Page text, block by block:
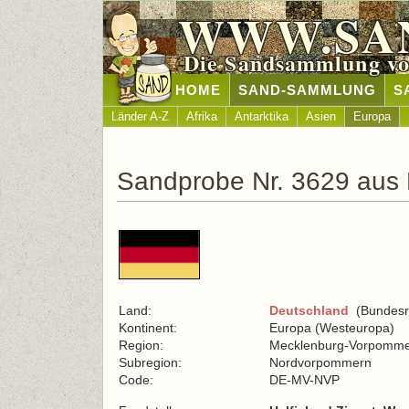
Die Sandsammlung
HOME SAND-SAMMLUNG
Länder A-Z Afrika Antarktika Asien Europa
Sandprobe Nr. 3629 aus
Land: Deutschland
Kontinent:
Europa (Westeuropa)
Region:
Mecklenburg-
Subregion:
Nordvorpommern
Code:
DE-MV-NVP